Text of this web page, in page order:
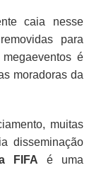
caia nesse
para
é
moradoras da
muitas
disseminação
FIFA é uma